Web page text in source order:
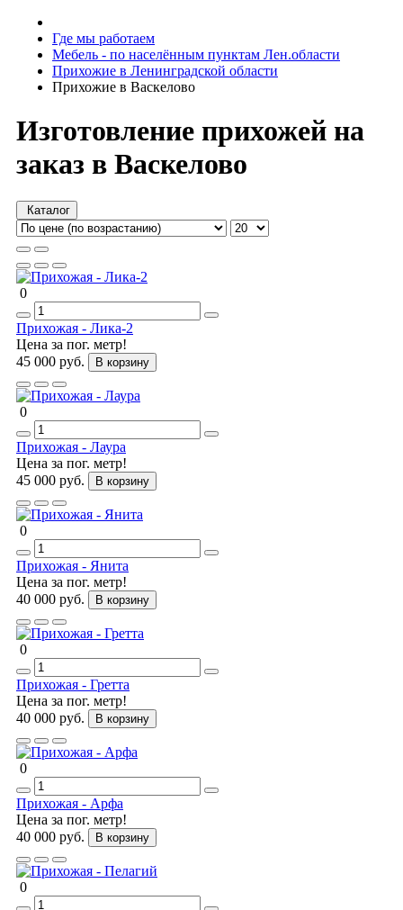
Где мы работаем
Мебель - по населённым пунктам Лен.области
Прихожие в Ленинградской области
Прихожие в Васкелово
Изготовление прихожей на
заказ в Васкелово
Каталог
0
Прихожая - Лика-2
Цена за пог. метр!
45 000 руб.
В корзину
0
Прихожая - Лаура
Цена за пог. метр!
45 000 руб.
В корзину
0
Прихожая - Янита
Цена за пог. метр!
40 000 руб.
В корзину
0
Прихожая - Гретта
Цена за пог. метр!
40 000 руб.
В корзину
0
Прихожая - Арфа
Цена за пог. метр!
40 000 руб.
В корзину
0